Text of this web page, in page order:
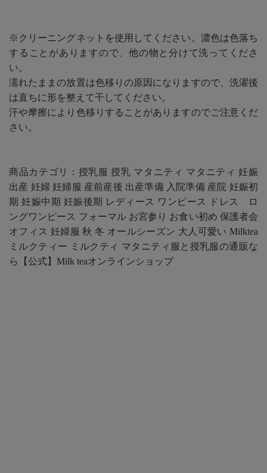
※クリーニングネットを使用してください。濃色は色落ち
することがありますので、他の物と分けて洗ってくださ
い。
濡れたままの放置は色移りの原因になりますので、洗濯後
は直ちに形を整えて干してください。
汗や摩擦により色移りすることがありますのでご注意くだ
さい。
商品カテゴリ：授乳服 授乳 マタニティ マタニティ 妊娠
出産 妊婦 妊婦服 産前産後 出産準備 入院準備 産院 妊娠初
期 妊娠中期 妊娠後期 レディース ワンピース ドレス ロ
ングワンピース フォーマル お宮参り お食い初め 保護者会
オフィス 妊婦服 秋 冬 オールシーズン 大人可愛い Milktea
ミルクティー ミルクティ マタニティ服と授乳服の通販な
ら【公式】Milk teaオンラインショップ